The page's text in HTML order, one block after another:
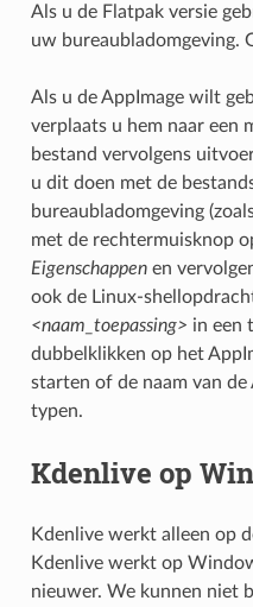
Als u de Flatpak versie
uw bureaubladomgeving.
Als u de AppImage wilt
verplaats u hem naar een
bestand vervolgens
u dit doen met de
bureaubladomgeving
met de rechtermuisknop
Eigenschappenen
ook de Linux-
<naam_toepassing> in een
dubbelklikken op het
starten of de naam van de
typen.
Kdenlive op
Kdenlive werkt alleen op
Kdenlive werkt op
nieuwer. We kunnen niet